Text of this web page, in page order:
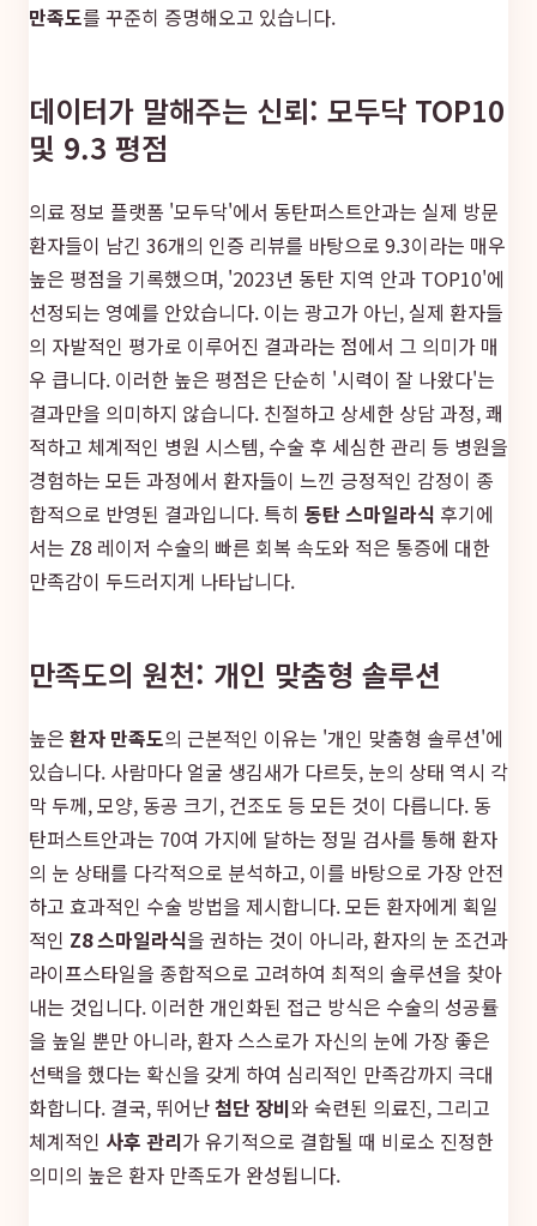
만족도를 꾸준히 증명해오고 있습니다.
데이터가 말해주는 신뢰: 모두닥 TOP10
및 9.3 평점
의료 정보 플랫폼 '모두닥'에서 동탄퍼스트안과는 실제 방문
환자들이 남긴 36개의 인증 리뷰를 바탕으로 9.3이라는 매우
높은 평점을 기록했으며, '2023년 동탄 지역 안과 TOP10'에
선정되는 영예를 안았습니다. 이는 광고가 아닌, 실제 환자들
의 자발적인 평가로 이루어진 결과라는 점에서 그 의미가 매
우 큽니다. 이러한 높은 평점은 단순히 '시력이 잘 나왔다'는
결과만을 의미하지 않습니다. 친절하고 상세한 상담 과정, 쾌
적하고 체계적인 병원 시스템, 수술 후 세심한 관리 등 병원을
경험하는 모든 과정에서 환자들이 느낀 긍정적인 감정이 종
합적으로 반영된 결과입니다. 특히 동탄 스마일라식 후기에
서는 Z8 레이저 수술의 빠른 회복 속도와 적은 통증에 대한
만족감이 두드러지게 나타납니다.
만족도의 원천: 개인 맞춤형 솔루션
높은 환자 만족도의 근본적인 이유는 '개인 맞춤형 솔루션'에
있습니다. 사람마다 얼굴 생김새가 다르듯, 눈의 상태 역시 각
막 두께, 모양, 동공 크기, 건조도 등 모든 것이 다릅니다. 동
탄퍼스트안과는 70여 가지에 달하는 정밀 검사를 통해 환자
의 눈 상태를 다각적으로 분석하고, 이를 바탕으로 가장 안전
하고 효과적인 수술 방법을 제시합니다. 모든 환자에게 획일
적인 Z8 스마일라식을 권하는 것이 아니라, 환자의 눈 조건과
라이프스타일을 종합적으로 고려하여 최적의 솔루션을 찾아
내는 것입니다. 이러한 개인화된 접근 방식은 수술의 성공률
을 높일 뿐만 아니라, 환자 스스로가 자신의 눈에 가장 좋은
선택을 했다는 확신을 갖게 하여 심리적인 만족감까지 극대
화합니다. 결국, 뛰어난첨단 장비와 숙련된 의료진, 그리고
체계적인 사후 관리가 유기적으로 결합될 때 비로소 진정한
의미의 높은 환자 만족도가 완성됩니다.